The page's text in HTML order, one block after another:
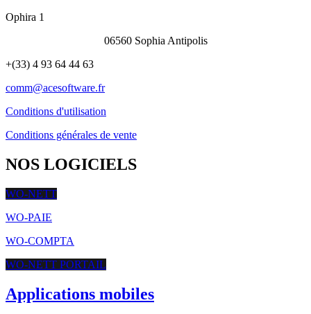
Ophira 1
06560 Sophia Antipolis
+(33) 4 93 64 44 63
comm@acesoftware.fr
Conditions d'utilisation
Conditions générales de vente
NOS LOGICIELS
WO-NETT
WO-PAIE
WO-COMPTA
WO-NETT PORTAIL
Applications mobiles